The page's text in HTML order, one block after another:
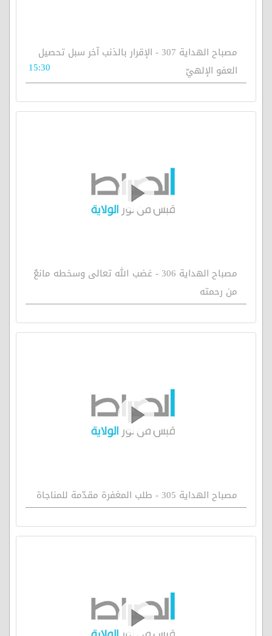
مصباح الهداية 307 - الإقرار بالذنب آخر سبل تحصيل
العفو الإلهيّ
15:30
مصباح الهداية 306 - غضب الله تعالى وسخطه مانعٌ
من رحمته
مصباح الهداية 305 - طلب المغفرة مقدّمة للمناجاة